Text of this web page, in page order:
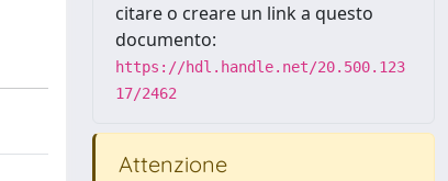
citare o creare un link a questo
documento:
https://hdl.handle.net/20.500.123
17/2462
Attenzione